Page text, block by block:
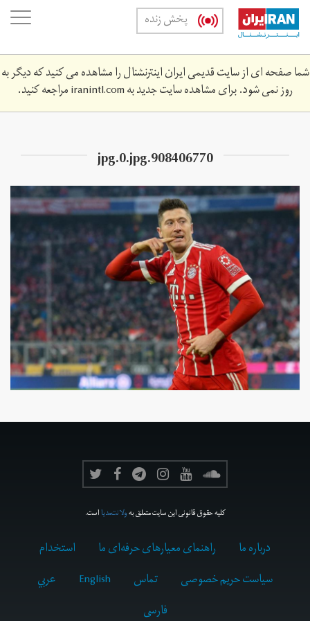
Skip
main
content
پخش زنده
شما صفحه ای از سایت قدیمی ایران اینترنشنال را مشاهده می کنید که دیگر به
روز نمی شود. برای مشاهده سایت جدید بهiranintl.comمراجعه کنید.
908406770.jpg.‎0.jpg
کلیه حقوق قانونی این سایت متعلق بهولانت‌مدیااست.
درباره ما راهنمای معیارهای حرفه‌ای ما
استخدام
سیاست حریم خصوصی
تماس English
عربي
فارسى